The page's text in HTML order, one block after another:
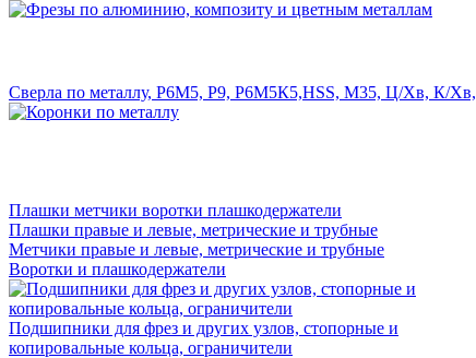
Сверла по металлу, Р6М5, Р9, Р6М5К5,HSS, M35, Ц/Хв, К/Хв,
Плашки метчики воротки плашкодержатели
Плашки правые и левые, метрические и трубные
Метчики правые и левые, метрические и трубные
Воротки и плашкодержатели
Подшипники для фрез и других узлов, стопорные и
копировальные кольца, ограничители